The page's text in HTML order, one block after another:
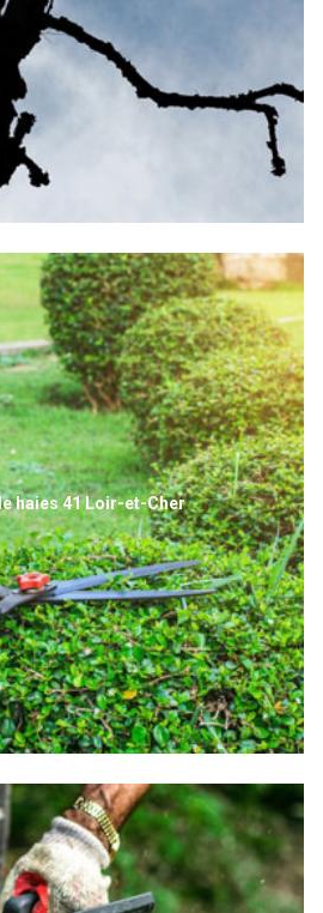
haies 41 Loir-et-Cher